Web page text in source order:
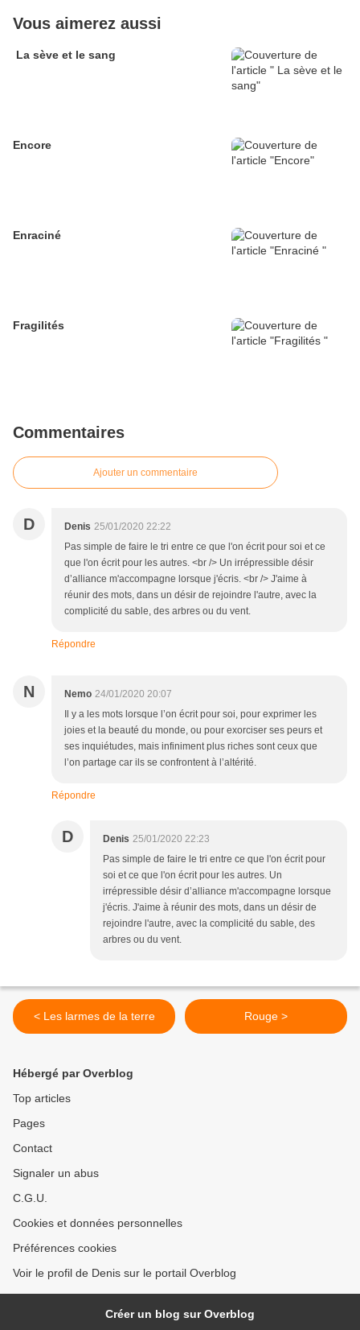
Vous aimerez aussi
La sève et le sang
Encore
Enraciné
Fragilités
Commentaires
Ajouter un commentaire
D Denis 25/01/2020 22:22
Pas simple de faire le tri entre ce que l'on écrit pour soi et ce
que l'on écrit pour les autres. <br /> Un irrépressible désir
d’alliance m'accompagne lorsque j'écris. <br /> J'aime à
réunir des mots, dans un désir de rejoindre l'autre, avec la
complicité du sable, des arbres ou du vent.
Répondre
N Nemo 24/01/2020 20:07
Il y a les mots lorsque l’on écrit pour soi, pour exprimer les
joies et la beauté du monde, ou pour exorciser ses peurs et
ses inquiétudes, mais infiniment plus riches sont ceux que
l’on partage car ils se confrontent à l’altérité.
Répondre
D Denis 25/01/2020 22:23
Pas simple de faire le tri entre ce que l'on écrit pour
soi et ce que l'on écrit pour les autres. Un
irrépressible désir d’alliance m'accompagne lorsque
j'écris. J'aime à réunir des mots, dans un désir de
rejoindre l'autre, avec la complicité du sable, des
arbres ou du vent.
< Les larmes de la terre Rouge >
Hébergé par Overblog
Top articles
Pages
Contact
Signaler un abus
C.G.U.
Cookies et données personnelles
Préférences cookies
Voir le profil de Denis sur le portail Overblog
Créer un blog sur Overblog